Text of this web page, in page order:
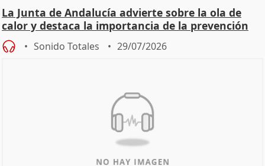
La Junta de Andalucía advierte sobre la ola de
calor y destaca la importancia de la prevención
Sonido Totales 29/07/2026